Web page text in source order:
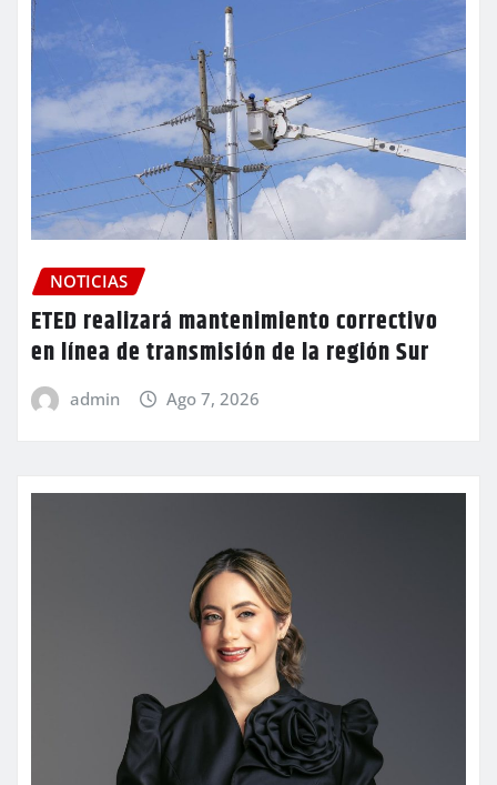
NOTICIAS
ETED realizará mantenimiento correctivo
en línea de transmisión de la región Sur
admin Ago 7, 2026